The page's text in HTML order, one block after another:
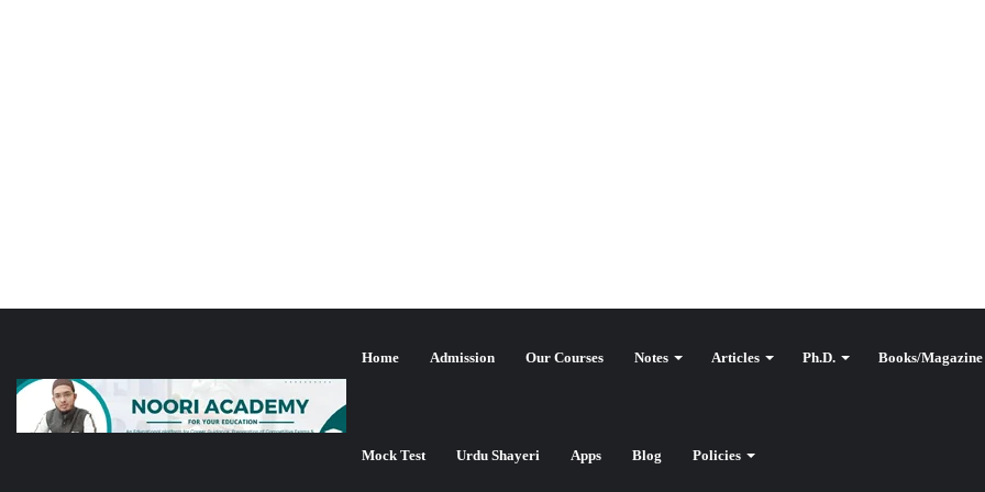
Home Admission Our Courses Notes Articles Ph.D. Books/Magazine
Mock Test Urdu Shayeri Apps Blog Policies